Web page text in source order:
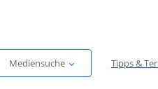
Mediensuche Tipps &